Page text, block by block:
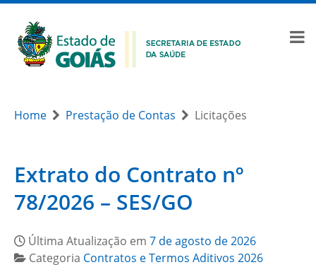
Home Prestação de Contas Licitações
Extrato do Contrato nº
78/2026 – SES/GO
Última Atualização em 7 de agosto de 2026
Categoria Contratos e Termos Aditivos 2026